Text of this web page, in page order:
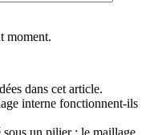
moment.
dans cet article.
interne fonctionnent-ils
un pilier ; le maillage